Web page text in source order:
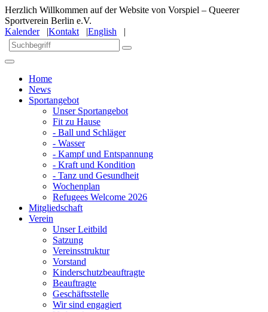
Herzlich Willkommen auf der Website von Vorspiel – Queerer
Sportverein Berlin e.V.
Kalender|Kontakt |English |
Home
News
Sportangebot
Unser Sportangebot
Fit zu Hause
- Ball und Schläger
- Wasser
- Kampf und Entspannung
- Kraft und Kondition
- Tanz und Gesundheit
Wochenplan
Refugees Welcome 2026
Mitgliedschaft
Verein
Unser Leitbild
Satzung
Vereinsstruktur
Vorstand
Kinderschutzbeauftragte
Beauftragte
Geschäftsstelle
Wir sind engagiert